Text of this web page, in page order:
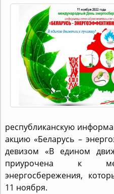
республиканскую
акцию «Беларусь –
девизом «В едином
приурочена к
энергосбережения,
11 ноября.